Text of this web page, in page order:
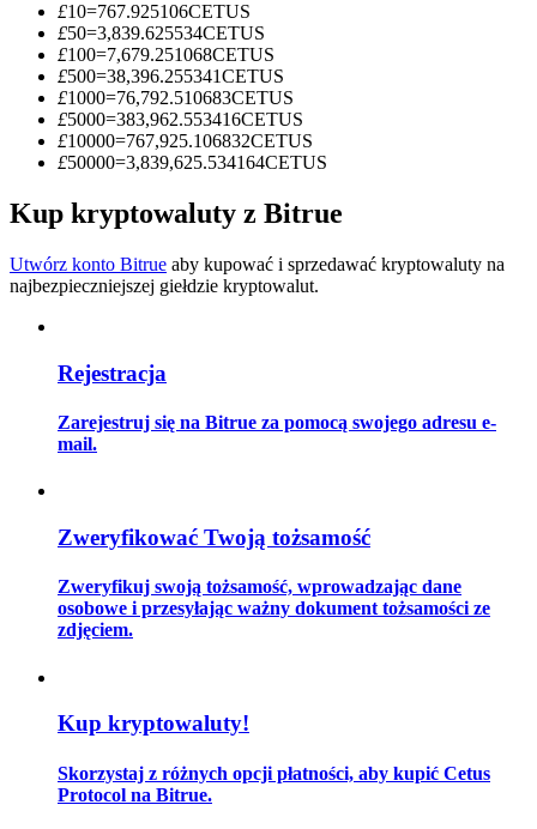
Informacja
Analiza Big Data, w tym informacje handlowe itp.
Przewodnik
Strategie handlowe
Dowiedz się, jak zachować rentowność
£10=767.925106CETUS
£50=3,839.625534CETUS
£100=7,679.251068CETUS
£500=38,396.255341CETUS
£1000=76,792.510683CETUS
£5000=383,962.553416CETUS
£10000=767,925.106832CETUS
£50000=3,839,625.534164CETUS
Kup kryptowaluty z Bitrue
Utwórz konto Bitrue aby kupować i sprzedawać kryptowaluty na
najbezpieczniejszej giełdzie kryptowalut.
Rejestracja
Zarejestruj się na Bitrue za pomocą swojego adresu e-
mail.
Zweryfikować Twoją tożsamość
Zweryfikuj swoją tożsamość, wprowadzając dane
osobowe i przesyłając ważny dokument tożsamości ze
zdjęciem.
Kup kryptowaluty!
Skorzystaj z różnych opcji płatności, aby kupić Cetus
Protocol na Bitrue.